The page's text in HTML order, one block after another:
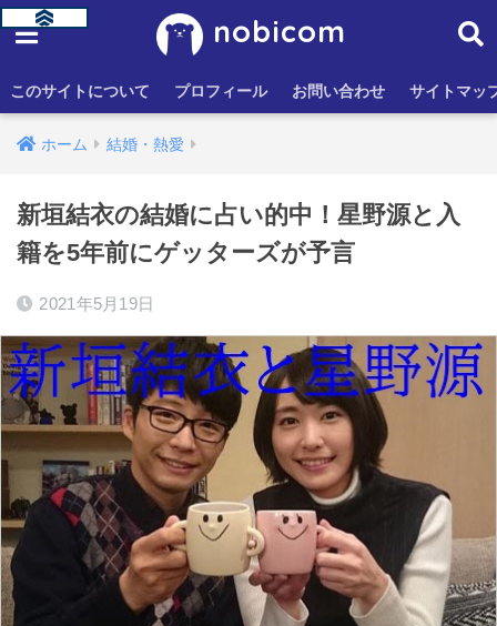
nobicom
このサイトについて プロフィール お問い合わせ サイトマッ
ホーム 結婚・熱愛
新垣結衣の結婚に占い的中！星野源と入
籍を5年前にゲッターズが予言
2021年5月19日